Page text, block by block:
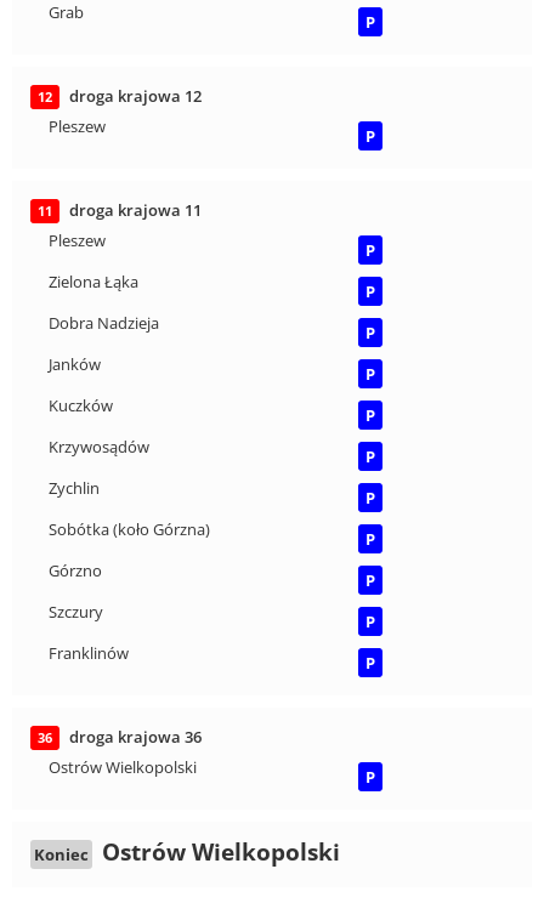
Grab
P
12
droga krajowa 12
Pleszew
P
11
droga krajowa 11
Pleszew
P
Zielona Łąka
P
Dobra Nadzieja
P
Janków
P
Kuczków
P
Krzywosądów
P
Zychlin
P
Sobótka (koło Górzna)
P
Górzno
P
Szczury
P
Franklinów
P
36
droga krajowa 36
Ostrów Wielkopolski
P
Koniec Ostrów Wielkopolski